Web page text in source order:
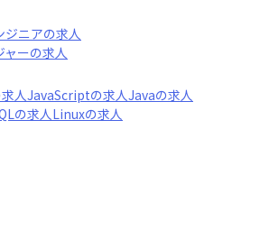
ジニアの求人
ャーの求人
人JavaScriptの求人Javaの求人
の求人Linuxの求人